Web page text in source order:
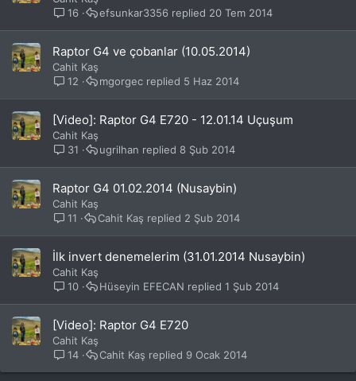
16
20 Tem 2014
efsunkar3356
Raptor G4 ve çobanlar (10.05.2014)
Cahit Kaş
12
5 Haz 2014
mgorgec
[Video]: Raptor G4 E720 - 12.01.14 Uçuşum
Cahit Kaş
31
8 Şub 2014
ugrilhan
Raptor G4 01.02.2014 (Nusaybin)
Cahit Kaş
11
2 Şub 2014
Cahit Kaş
İlk invert denemelerim (31.01.2014 Nusaybin)
Cahit Kaş
10
1 Şub 2014
Hüseyin EFECAN
[Video]: Raptor G4 E720
Cahit Kaş
14
9 Ocak 2014
Cahit Kaş